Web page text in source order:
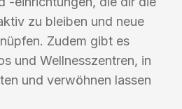
zu bleiben und neue
Zudem gibt es
und Wellnesszentren, in
und verwöhnen lassen